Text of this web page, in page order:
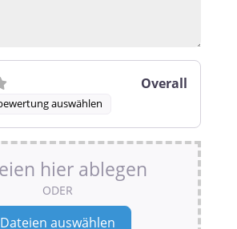
auswählen
Overall
hier ablegen
ODER